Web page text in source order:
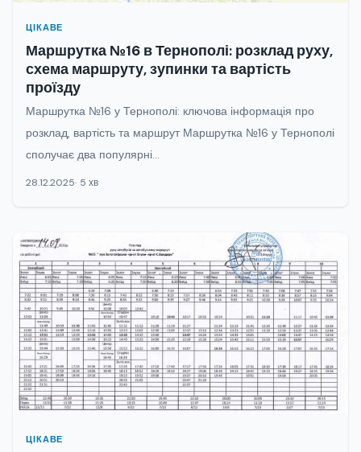
ЦІКАВЕ
Маршрутка №16 в Тернополі: розклад руху,
схема маршруту, зупинки та вартість
проїзду
Маршрутка №16 у Тернополі: ключова інформація про
розклад, вартість та маршрут Маршрутка №16 у Тернополі
сполучає два популярні...
28.12.2025 5 хв
ЦІКАВЕ